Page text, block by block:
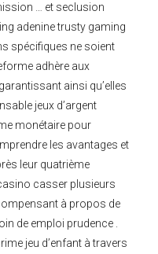
… et seclusion
adenine trusty gaming
spécifiques ne soient
adhère aux
ainsi qu’elles
jeux d’argent
monétaire pour
les avantages et
leur quatrième
casser plusieurs
à propos de
de emploi prudence .
jeu d’enfant à travers